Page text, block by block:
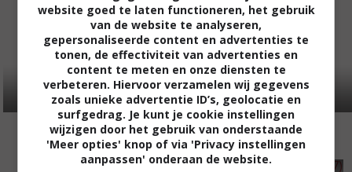
website goed te laten functioneren, het gebruik
van de website te analyseren,
gepersonaliseerde content en advertenties te
tonen, de effectiviteit van advertenties en
content te meten en onze diensten te
verbeteren. Hiervoor verzamelen wij gegevens
zoals unieke advertentie ID’s, geolocatie en
surfgedrag. Je kunt je cookie instellingen
wijzigen door het gebruik van onderstaande
'Meer opties' knop of via 'Privacy instellingen
aanpassen' onderaan de website.